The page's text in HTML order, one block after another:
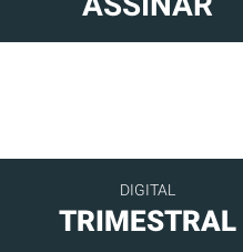
DIGITAL
TRIMESTRAL